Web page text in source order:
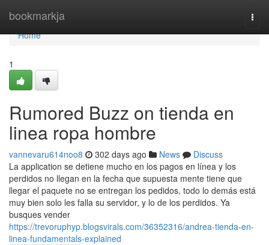
bookmarkja
Home
Home
1
Rumored Buzz on tienda en
linea ropa hombre
vannevaru614noo8 302 days ago News
Discuss
La application se detiene mucho en los pagos en línea y los
perdidos no llegan en la fecha que supuesta mente tiene que
llegar el paquete no se entregan los pedidos, todo lo demás está
muy bien solo les falla su servidor, y lo de los perdidos. Ya
busques vender
https://trevoruphyp.blogsvirals.com/36352316/andrea-tienda-en-
linea-fundamentals-explained